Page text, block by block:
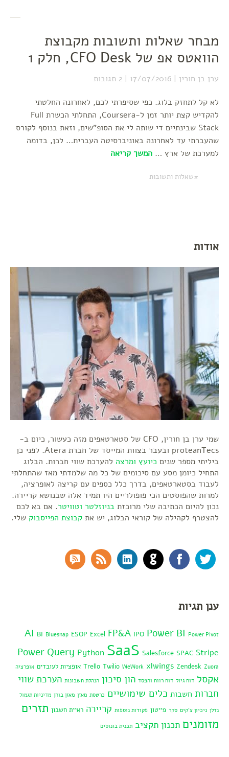
מבחר שאלות ותשובות מקבוצת
הוואטס אפ של CFO Desk, חלק 1
ערן בן חורין 17/07/2016 2 תגובות
לא קל לתחזק בלוג. כפי שסיפרתי לכם, לאחרונה החלטתי
להקדיש קצת יותר זמן ל-Coursera, התחלתי הכשרת Full
Stack שבינתיים די שותה לי את הסופ"שים, וזאת בנוסף לקורס
שהעברתי עד לאחרונה באוניברסיטה העברית… לכן, בדומה
למערכת של ארץ … המשך קריאה
שאלות ותשובות
אודות
שמי ערן בן חורין, CFO של סטארטאפים מזה כעשור, כיום ב-
proteanTecs ובעבר בצוות המייסד של חברת Atera. לפני כן
ביליתי מספר שנים כיועץ ומרצה להערכת שווי חברות. הבלוג
התחיל כיומן מסע עם סיכומים של כל מה שלמדתי מאז שהתחלתי
לעבוד בסטארטאפים, בדרך כלל כספים עם קריצה לאופרציה,
למרות שהפוסטים הכי פופולריים היו תמיד אלה שבנושא קריירה.
נכון להיום הכתיבה שלי מרוכזת בניוזלטר וטוויטר. אם בא לכם
להצטרף לקהילה של קוראי הבלוג, יש את קבוצת הפייסבוק שלי.
Twitter
Facebook
GitHub
LinkedIn
RSS Feed
ענן תגיות
AI BI Bluesnap ESOP Excel FP&A IPO Power BI Power Pivot
Power Query Python SaaS Salesforce SPAC Stripe
Trello Twilio WeWork xlwings Zendesk Zuora אופציות לעובדים אופרציה
אקסל דוח גיול דוח רווח והפסד הון סיכון הנהלת חשבונות הערכת שווי
חברות חשבות כלים שימושיים כרטסת מאזן מאזן בוחן מדיניות תגמול
נדלן ניכיון צ'קים סקר פייטון פקודות נוספות קריירה ראיית חשבון תזרים
מזומנים תכנון תקציב תכנית בונוסים